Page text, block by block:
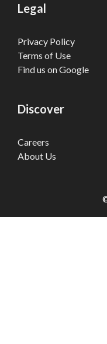
Legal
Privacy Policy
Terms of Use
Find us on Google
Discover
Careers
About Us